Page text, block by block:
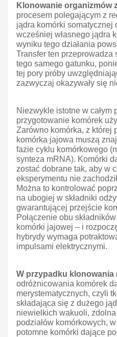
Klonowanie organizmów
procesem polegającym z
jądra komórki somatycznej
wcześniej własnego jądra
wyniku tego działania
Transfer ten przeprowadza
tego samego gatunku,
tej pory próby
zazwyczaj okazywały się
Niezwykle istotne w
przygotowanie komórek
Zarówno komórka, z której
komórka jajowa muszą
fazie cyklu komórkowego
synteza mRNA). Komórki
zostać dobrane tak, aby w
eksperymentu nie
Można to kontrolować
na ubogiej w składniki
gwarantującej przejście
Połączenie obu
komórki jajowej – i
hybrydy wymaga
impulsami elektrycznymi.
W przypadku klonowania
odróżnicowania komórek
merystematycznych, czyli
składająca się z dużego
niewielkich wakuoli,
podziałów komórkowych,
potomne komórki dające